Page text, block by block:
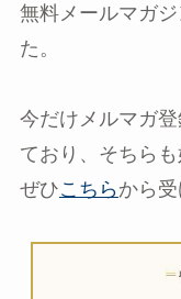
無料メールマガ
た。
今だけメルマガ
ており、そちらも
ぜひこちらから受